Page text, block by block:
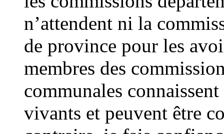
n’attendent ni la
de province pour les
membres des
communales
vivants et peuvent être